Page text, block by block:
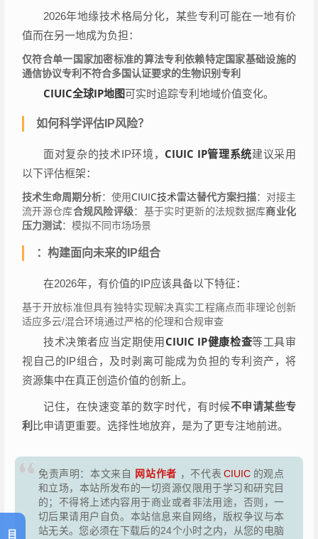
2026年地缘技术格局分化，某些专利可能在一地有价
值而在另一地成为负担：
仅符合单一国家加密标准的算法专利 依赖特定国家基础设施的
通信协议专利 不符合多国认证要求的生物识别专利
CIUIC全球IP地图可实时追踪专利地域价值变化。
如何科学评估IP风险？
面对复杂的技术IP环境， CIUIC IP管理系统建议采用
以下评估框架：
技术生命周期分析：使用CIUIC技术雷达替代方案扫描：对接主
流开源仓库合规风险评级：基于实时更新的法规数据库商业化
压力测试：模拟不同市场场景
：构建面向未来的IP组合
在2026年，有价值的IP应该具备以下特征：
基于开放标准但具有独特实现解决真实工程痛点而非理论创新
适应多云/混合环境通过严格的伦理和合规审查
技术决策者应当定期使用 CIUIC IP健康检查等工具审
视自己的IP组合，及时剥离可能成为负担的专利资产，将
资源集中在真正创造价值的创新上。
记住，在快速变革的数字时代，有时候不申请某些专
利 比申请更重要。选择性地放弃，是为了更专注地前进。
免责声明：本文来自 网站作者 ，不代表 CIUIC 的观点
和立场，本站所发布的一切资源仅限用于学习和研究目
的；不得将上述内容用于商业或者非法用途，否则，一
切后果请用户自负。本站信息来自网络，版权争议与本
站无关。您必须在下载后的24个小时之内，从您的电脑
目